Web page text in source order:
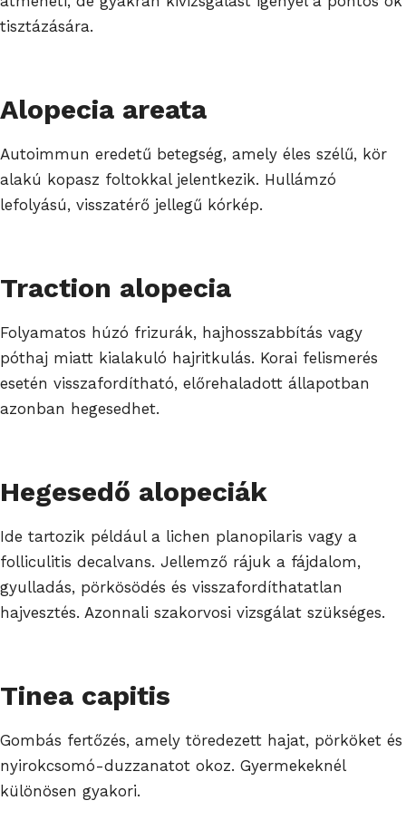
tisztázására.
Alopecia areata
Autoimmun eredetű betegség, amely éles szélű, kör
alakú kopasz foltokkal jelentkezik. Hullámzó
lefolyású, visszatérő jellegű kórkép.
Traction alopecia
Folyamatos húzó frizurák, hajhosszabbítás vagy
póthaj miatt kialakuló hajritkulás. Korai felismerés
esetén visszafordítható, előrehaladott állapotban
azonban hegesedhet.
Hegesedő alopeciák
Ide tartozik például a lichen planopilaris vagy a
folliculitis decalvans. Jellemző rájuk a fájdalom,
gyulladás, pörkösödés és visszafordíthatatlan
hajvesztés. Azonnali szakorvosi vizsgálat szükséges.
Tinea capitis
Gombás fertőzés, amely töredezett hajat, pörköket és
nyirokcsomó-duzzanatot okoz. Gyermekeknél
különösen gyakori.